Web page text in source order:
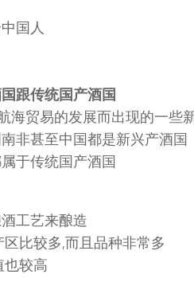
国人
跟传统国产酒国
海贸易的发展而出现的一些
非甚至中国都是新兴产酒国
于传统国产酒国
工艺来酿造
比较多,而且品种非常多
也较高